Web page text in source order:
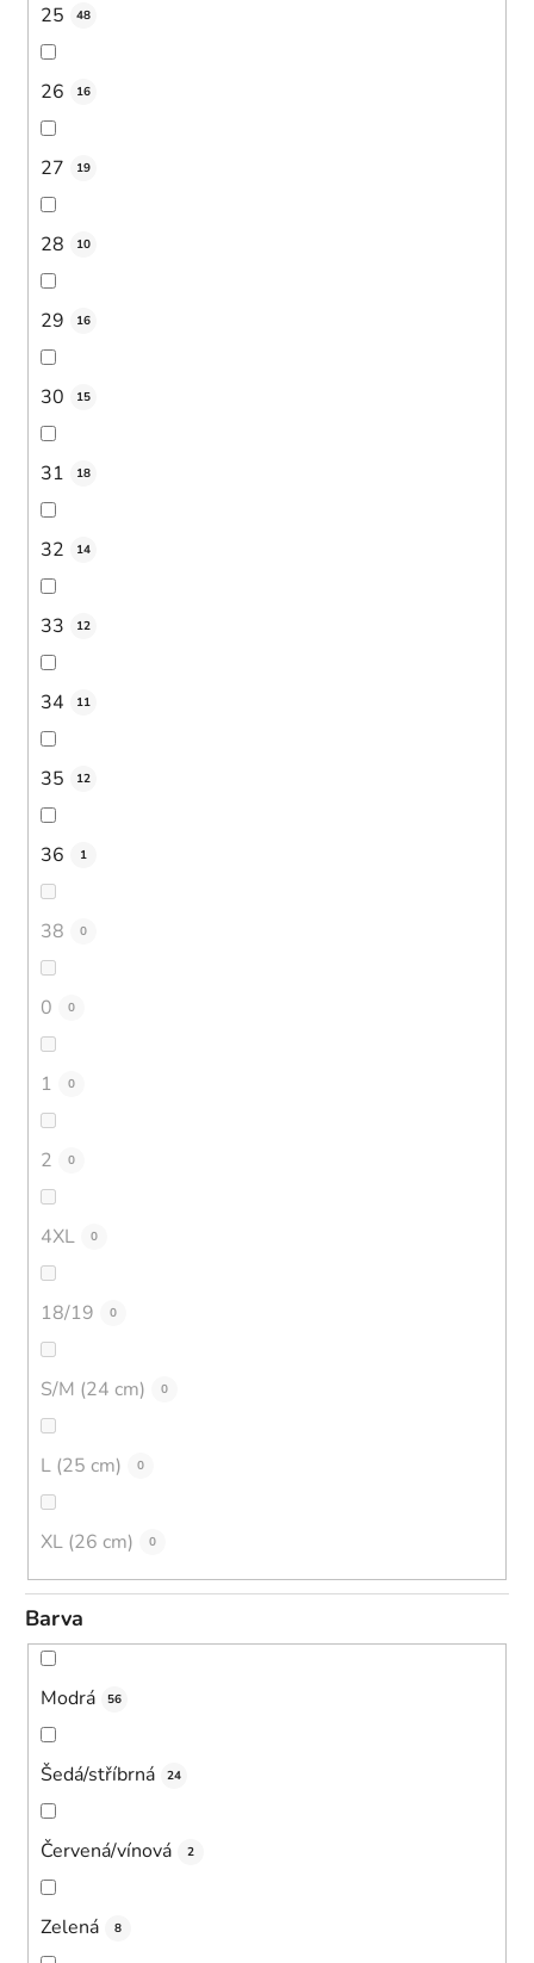
25 48
26 16
27 19
28 10
29 16
30 15
31 18
32 14
33 12
34 11
35 12
36 1
38 0
0 0
1 0
2 0
4XL 0
18/19 0
S/M (24 cm) 0
L (25 cm) 0
XL (26 cm) 0
Barva
Modrá 56
Šedá/stříbrná 24
Červená/vínová 2
Zelená 8